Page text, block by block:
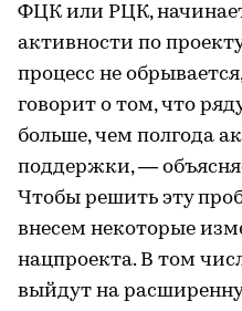
ФЦК или РЦК,
активности по
процесс не
говорит о том, что
больше, чем полгода
поддержки, —
Чтобы решить эту
внесем некоторые
нацпроекта. В том
выйдут на